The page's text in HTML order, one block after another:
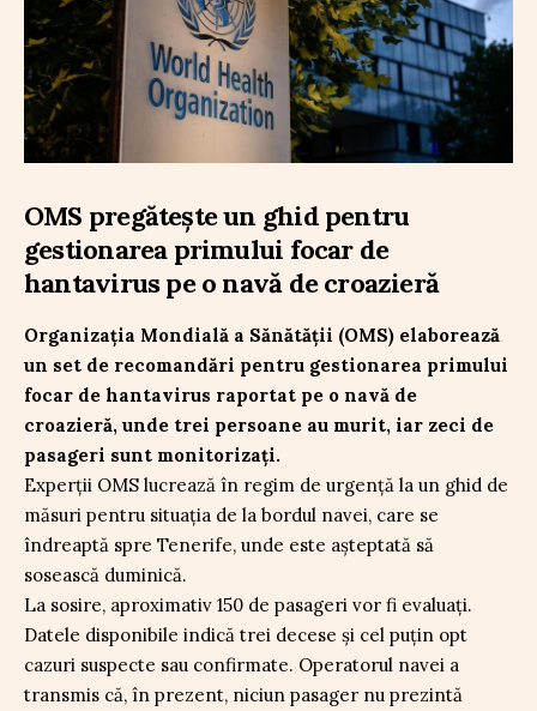
OMS pregătește un ghid pentru
gestionarea primului focar de
hantavirus pe o navă de croazieră
Organizația Mondială a Sănătății (OMS) elaborează
un set de recomandări pentru gestionarea primului
focar de hantavirus raportat pe o navă de
croazieră, unde trei persoane au murit, iar zeci de
pasageri sunt monitorizați.
Experții OMS lucrează în regim de urgență la un ghid de
măsuri pentru situația de la bordul navei, care se
îndreaptă spre Tenerife, unde este așteptată să
sosească duminică.
La sosire, aproximativ 150 de pasageri vor fi evaluați.
Datele disponibile indică trei decese și cel puțin opt
cazuri suspecte sau confirmate. Operatorul navei a
transmis că, în prezent, niciun pasager nu prezintă